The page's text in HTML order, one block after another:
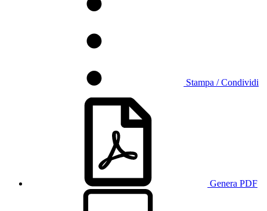
Stampa / Condividi
Genera PDF